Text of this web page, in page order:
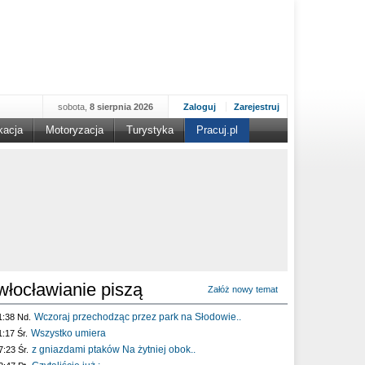
Zaloguj Zarejestruj
sobota, 8 sierpnia 2026
Motoryzacja Turystyka Pracuj.pl
piszą Załóż nowy temat
Nd. Wczoraj przechodząc przez park na Słodowie..
Śr. Wszystko umiera
Śr. z gniazdami ptaków Na żytniej obok..